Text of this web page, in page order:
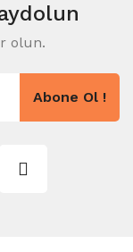
olun.
Abone Ol !